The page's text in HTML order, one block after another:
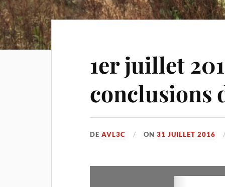
1er juillet
conclusions
DEAVL3C ON31 JUILLET 2016